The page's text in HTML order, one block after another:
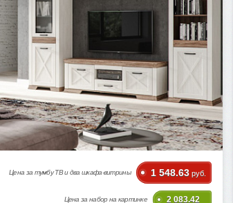
Цена за тумбу ТВ и два шкафа-витрины 1 548.63 руб.
Цена за набор на картинке 2 083.42